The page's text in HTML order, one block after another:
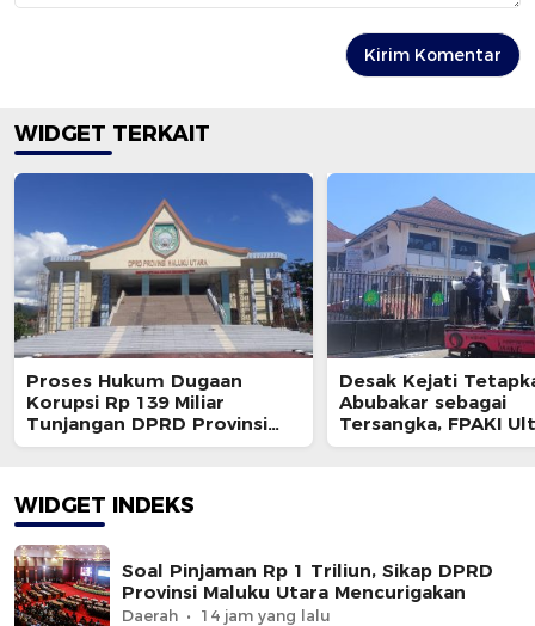
WIDGET TERKAIT
Proses Hukum Dugaan
Korupsi Rp 139 Miliar
Tunjangan DPRD Provinsi
Bakal Dihentikan ?
Desak Kejati
Abubakar sebagai
Tersangka, FPAKI
Kajati dan BPK
WIDGET INDEKS
Soal Pinjaman Rp 1 Triliun, Sikap DPRD
Provinsi Maluku Utara Mencurigakan
Daerah 14 jam yang lalu